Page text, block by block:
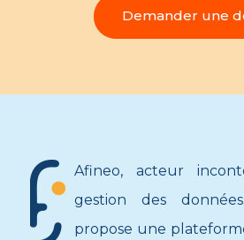
Demander une
Afineo, acteur
gestion des
propose une